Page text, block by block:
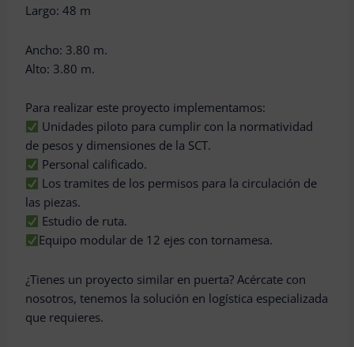
Largo: 48 m
Ancho: 3.80 m.
Alto: 3.80 m.
Para realizar este proyecto implementamos:
Unidades piloto para cumplir con la normatividad
de pesos y dimensiones de la SCT.
Personal calificado.
Los tramites de los permisos para la circulación de
las piezas.
Estudio de ruta.
Equipo modular de 12 ejes con tornamesa.
¿Tienes un proyecto similar en puerta? Acércate con
nosotros, tenemos la solución en logística especializada
que requieres.